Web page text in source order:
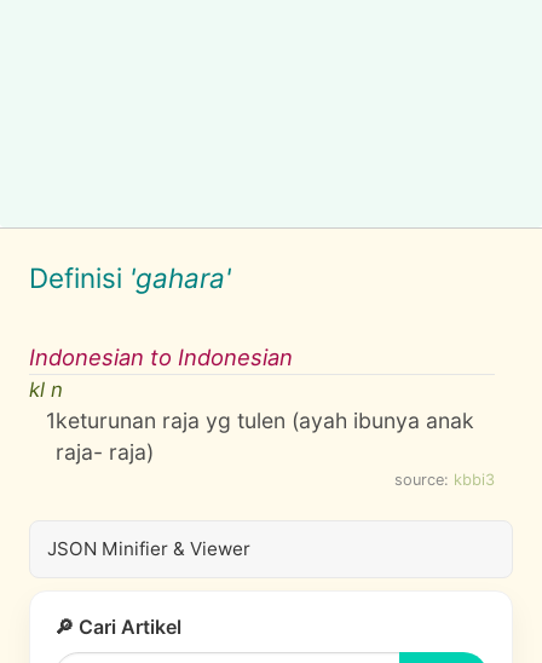
Definisi 'gahara'
Indonesian to Indonesian
kl n
1keturunan raja yg tulen (ayah ibunya anak
raja- raja)
source: kbbi3
JSON Minifier & Viewer
🔎 Cari Artikel